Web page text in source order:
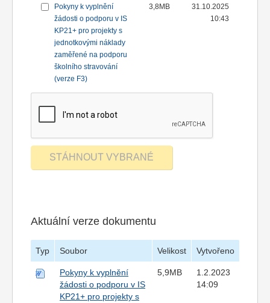
Pokyny k vyplnění
žádosti o podporu v IS
KP21+ pro projekty s
jednotkovými náklady
zaměřené na podporu
školního stravování
(verze F3)
3,8MB
31.10.2025
10:43
Aktuální verze dokumentu
Typ Soubor Velikost Vytvořeno
Pokyny k vyplnění
žádosti o podporu v IS
KP21+ pro projekty s
5,9MB
1.2.2023
14:09